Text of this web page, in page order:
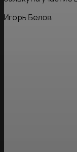
Игорь Белов